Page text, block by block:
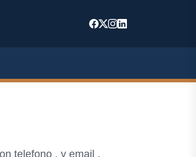
telefono , y email .